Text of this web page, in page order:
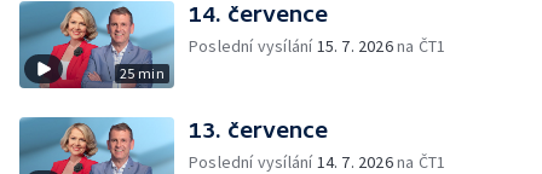
25 min
14. července
Poslední vysílání15. 7. 2026na ČT1
13. července
Poslední vysílání14. 7. 2026na ČT1